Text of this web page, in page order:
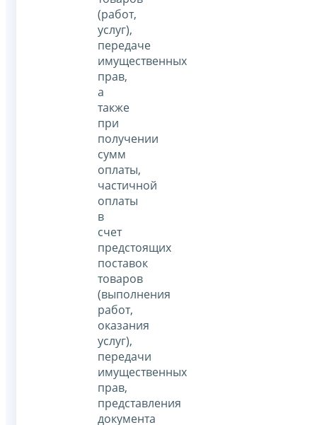
(работ,
услуг),
передаче
имущественных
прав,
а
также
при
получении
сумм
оплаты,
частичной
оплаты
в
счет
предстоящих
поставок
товаров
(выполнения
работ,
оказания
услуг),
передачи
имущественных
прав,
представления
документа